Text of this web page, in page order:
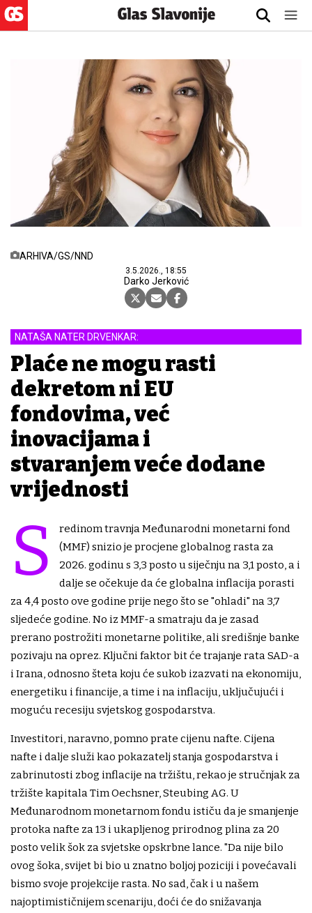
ARHIVA/GS/NND
3.5.2026., 18:55
Darko Jerković
NATAŠA NATER DRVENKAR:
Plaće ne mogu rasti
dekretom ni EU
fondovima, već
inovacijama i
stvaranjem veće dodane
vrijednosti
S
redinom travnja Međunarodni monetarni fond
(MMF) snizio je procjene globalnog rasta za
2026. godinu s 3,3 posto u siječnju na 3,1 posto, a i
dalje se očekuje da će globalna inflacija porasti
za 4,4 posto ove godine prije nego što se "ohladi" na 3,7
sljedeće godine. No iz MMF-a smatraju da je zasad
prerano postrožiti monetarne politike, ali središnje banke
pozivaju na oprez. Ključni faktor bit će trajanje rata SAD-a
i Irana, odnosno šteta koju će sukob izazvati na ekonomiju,
energetiku i financije, a time i na inflaciju, uključujući i
moguću recesiju svjetskog gospodarstva.
Investitori, naravno, pomno prate cijenu nafte. Cijena
nafte i dalje služi kao pokazatelj stanja gospodarstva i
zabrinutosti zbog inflacije na tržištu, rekao je stručnjak za
tržište kapitala Tim Oechsner, Steubing AG. U
Međunarodnom monetarnom fondu ističu da je smanjenje
protoka nafte za 13 i ukapljenog prirodnog plina za 20
posto velik šok za svjetske opskrbne lance. "Da nije bilo
ovog šoka, svijet bi bio u znatno boljoj poziciji i povećavali
bismo svoje projekcije rasta. No sad, čak i u našem
najoptimističnijem scenariju, doći će do snižavanja